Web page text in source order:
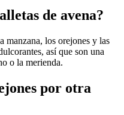
de avena?
los orejones y las
así que son una
o la merienda.
por otra